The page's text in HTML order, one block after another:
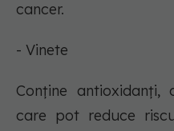
cancer.
- Vinete
Conține antioxidanți,
care pot reduce